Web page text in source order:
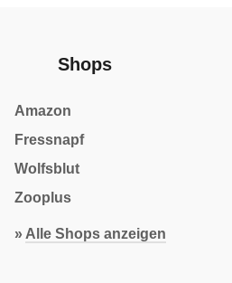
Shops
Amazon
Fressnapf
Wolfsblut
Zooplus
» Alle Shops anzeigen